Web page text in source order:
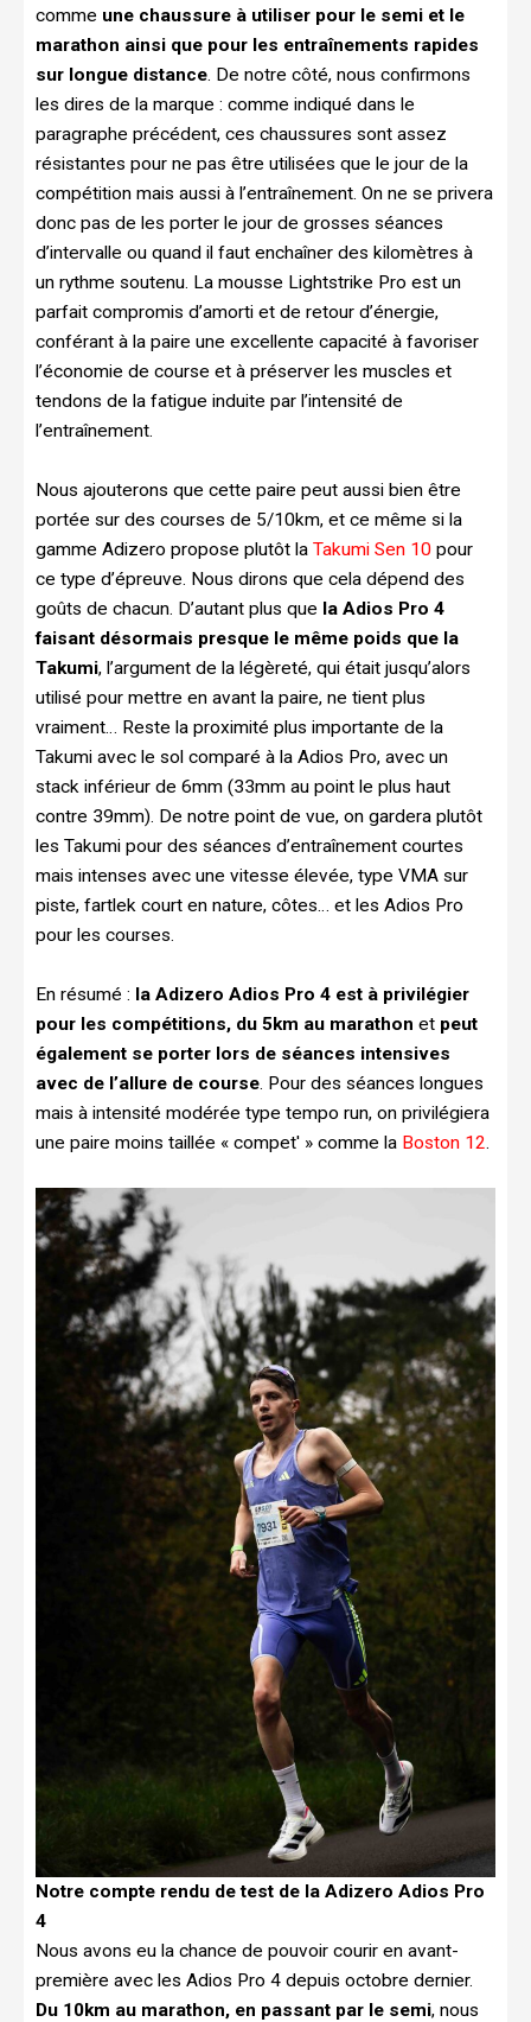
comme une chaussure à utiliser pour le semi et le
marathon ainsi que pour les entraînements rapides
sur longue distance. De notre côté, nous confirmons
les dires de la marque : comme indiqué dans le
paragraphe précédent, ces chaussures sont assez
résistantes pour ne pas être utilisées que le jour de la
compétition mais aussi à l’entraînement. On ne se privera
donc pas de les porter le jour de grosses séances
d’intervalle ou quand il faut enchaîner des kilomètres à
un rythme soutenu. La mousse Lightstrike Pro est un
parfait compromis d’amorti et de retour d’énergie,
conférant à la paire une excellente capacité à favoriser
l’économie de course et à préserver les muscles et
tendons de la fatigue induite par l’intensité de
l’entraînement.
Nous ajouterons que cette paire peut aussi bien être
portée sur des courses de 5/10km, et ce même si la
gamme Adizero propose plutôt la Takumi Sen 10 pour
ce type d’épreuve. Nous dirons que cela dépend des
goûts de chacun. D’autant plus que la Adios Pro 4
faisant désormais presque le même poids que la
Takumi, l’argument de la légèreté, qui était jusqu’alors
utilisé pour mettre en avant la paire, ne tient plus
vraiment… Reste la proximité plus importante de la
Takumi avec le sol comparé à la Adios Pro, avec un
stack inférieur de 6mm (33mm au point le plus haut
contre 39mm). De notre point de vue, on gardera plutôt
les Takumi pour des séances d’entraînement courtes
mais intenses avec une vitesse élevée, type VMA sur
piste, fartlek court en nature, côtes… et les Adios Pro
pour les courses.
En résumé : la Adizero Adios Pro 4 est à privilégier
pour les compétitions, du 5km au marathon et peut
également se porter lors de séances intensives
avec de l’allure de course. Pour des séances longues
mais à intensité modérée type tempo run, on privilégiera
une paire moins taillée « compet' » comme la Boston 12.
Notre compte rendu de test de la Adizero Adios Pro
4
Nous avons eu la chance de pouvoir courir en avant-
première avec les Adios Pro 4 depuis octobre dernier.
Du 10km au marathon, en passant par le semi, nous